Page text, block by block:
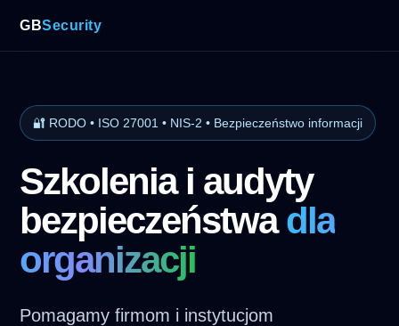
GBSecurity
🔐 RODO • ISO 27001 • NIS-2 • Bezpieczeństwo informacji
Szkolenia i audyty
bezpieczeństwadla
organizacji
Pomagamy firmom i instytucjom